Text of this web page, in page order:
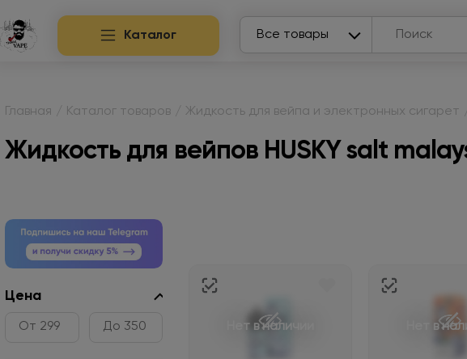
Каталог Все товары
Search
Главная Каталог товаров Жидкость для вейпа и электронных сигарет
Жидкость для вейпов HUSKY salt
Цена
Нет в наличии Нет в